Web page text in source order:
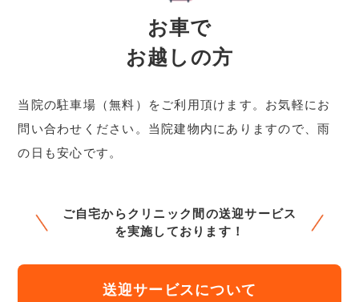
お車で
お越しの方
当院の駐車場（無料）をご利用頂けます。お気軽にお
問い合わせください。当院建物内にありますので、雨
の日も安心です。
ご自宅からクリニック間の送迎サービス
を実施しております！
送迎サービスについて